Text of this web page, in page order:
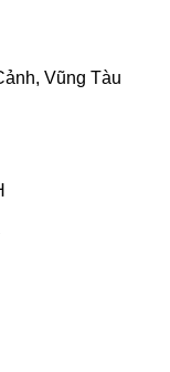
Vũng Tàu